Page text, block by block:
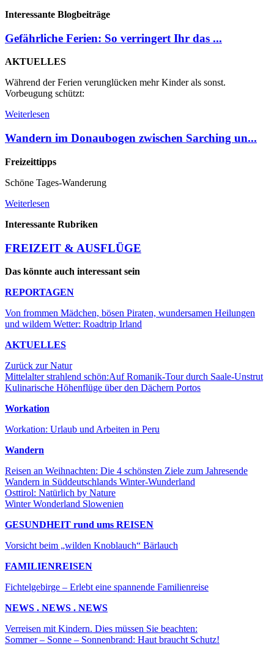
Interessante Blogbeiträge
Gefährliche Ferien: So verringert Ihr das ...
AKTUELLES
Während der Ferien verunglücken mehr Kinder als sonst.
Vorbeugung schützt:
Weiterlesen
Wandern im Donaubogen zwischen Sarching un...
Freizeittipps
Schöne Tages-Wanderung
Weiterlesen
Interessante Rubriken
FREIZEIT & AUSFLÜGE
Das könnte auch interessant sein
REPORTAGEN
Von frommen Mädchen, bösen Piraten, wundersamen Heilungen
und wildem Wetter: Roadtrip Irland
AKTUELLES
Zurück zur Natur
Mittelalter strahlend schön:Auf Romanik-Tour durch Saale-Unstrut
Kulinarische Höhenflüge über den Dächern Portos
Workation
Workation: Urlaub und Arbeiten in Peru
Wandern
Reisen an Weihnachten: Die 4 schönsten Ziele zum Jahresende
Wandern in Süddeutschlands Winter-Wunderland
Osttirol: Natürlich by Nature
Winter Wonderland Slowenien
GESUNDHEIT rund ums REISEN
Vorsicht beim „wilden Knoblauch“ Bärlauch
FAMILIENREISEN
Fichtelgebirge – Erlebt eine spannende Familienreise
NEWS . NEWS . NEWS
Verreisen mit Kindern. Dies müssen Sie beachten:
Sommer – Sonne – Sonnenbrand: Haut braucht Schutz!